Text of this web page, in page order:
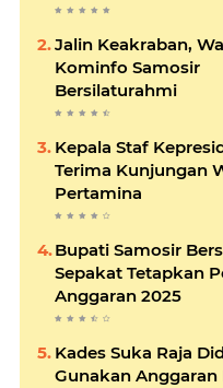
Jalin Keakraban,
Kominfo Samosir
Bersilaturahmi
Kepala Staf
Terima Kunjungan
Pertamina
Bupati Samosir
Sepakat Tetapkan
Anggaran 2025
Kades Suka Raja
Gunakan Anggaran